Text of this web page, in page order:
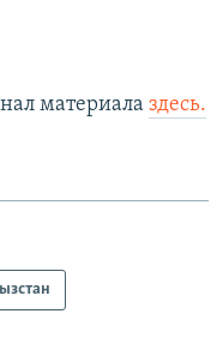
материала здесь.